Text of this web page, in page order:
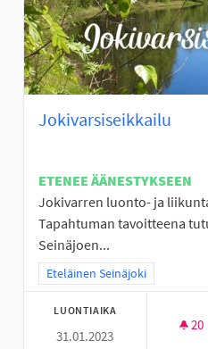
Jokivarsiseikkailu
ETENEE ÄÄNESTYKSEEN
Jokivarren luonto- ja
Tapahtuman tavoitteena
Seinäjoen...
Rajaa tulokset teeman
Eteläinen Seinäjoki
LUONTIAIKA
31.01.2023
20